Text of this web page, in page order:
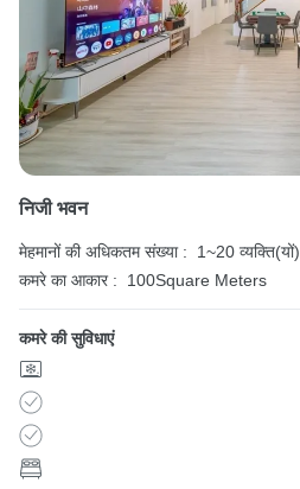
निजी भवन
मेहमानों की अधिकतम संख्या :
1~20 व्यक्ति(यों)
कमरे का आकार :
100Square Meters
कमरे की सुविधाएं